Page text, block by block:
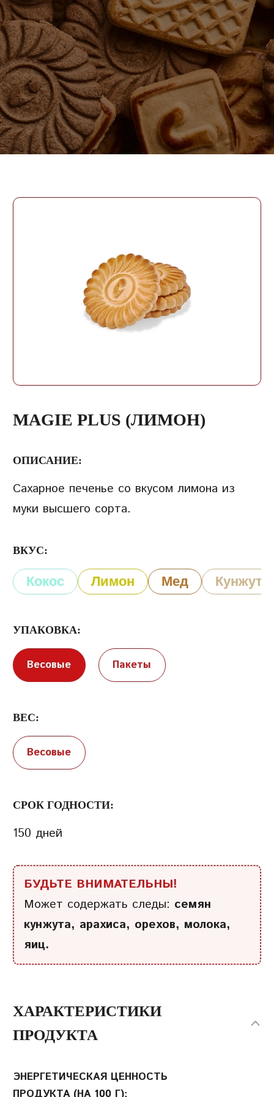
MAGIE PLUS (ЛИМОН)
ОПИСАНИЕ:
Сахарное печенье со вкусом лимона из
муки высшего сорта.
ВКУС:
Кокос Лимон Мед Кунжут
УПАКОВКА:
Весовые Пакеты
ВЕС:
Весовые
СРОК ГОДНОСТИ:
150 дней
БУДЬТЕ ВНИМАТЕЛЬНЫ!
Может содержать следы: семян
кунжута, арахиса, орехов, молока,
яиц.
ХАРАКТЕРИСТИКИ
ПРОДУКТА
ЭНЕРГЕТИЧЕСКАЯ ЦЕННОСТЬ
ПРОДУКТА (НА 100 Г):
PHONE
ДАТА РОЖДЕНИЯ
СОЗДАТЬ УЧЕТНУЮ
Условия предоставления услуг
конфиденциальности
ПАРОЛЬ
Забыли пароль?
ВОЙТИ
ОТПРАВИТЬ
СОЗДАТЬ УЧЕТНУЮ ЗАПИСЬ
ВОЙТИ
PHONE
СОЗДАТЬ УЧЕТНУЮ
ЗАПИСЬ